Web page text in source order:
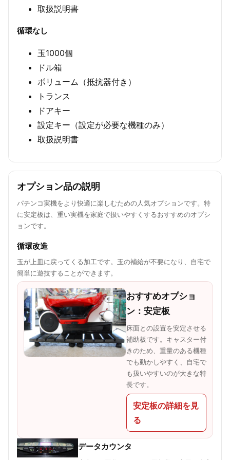
取扱説明書
循環なし
玉1000個
ドル箱
ボリューム（抵抗器付き）
トランス
ドアキー
設定キー（設定が必要な機種のみ）
取扱説明書
オプション品の説明
パチンコ実機をより快適に楽しむための人気オプションです。特
に安定板は、重い実機を家庭で扱いやすくするおすすめのオプシ
ョンです。
循環改造
玉が上皿に戻ってくる加工です。玉の補給が不要になり、自宅で
簡単に遊技することができます。
おすすめオプショ
ン：安定板
床面との設置を安定させる
補助板です。キャスター付
きのため、重量のある機種
でも動かしやすく、自宅で
も扱いやすいのが大きな特
長です。
安定板の詳細を見
る
データカウンタ